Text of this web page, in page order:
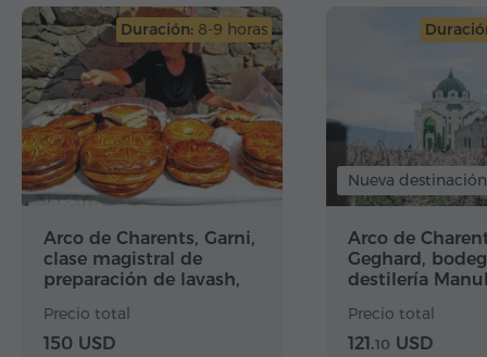
Duración: 8-9 horas
Arco de Charents, Garni,
clase magistral de
preparación de lavash,
Sevanavank
Precio total
150 USD
Nueva destinación
Arco de
Geghard,
destilería
Precio total
121.10 USD